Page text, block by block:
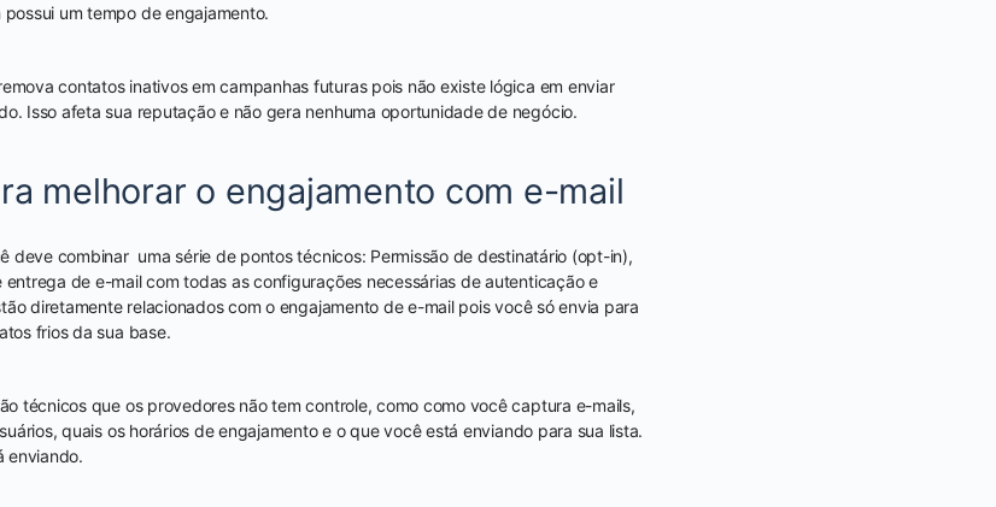
um tempo de engajamento.
contatos inativos em campanhas futuras pois não existe lógica em enviar
Isso afeta sua reputação e não gera nenhuma oportunidade de negócio.
melhorar o engajamento com e-mail
deve combinar uma série de pontos técnicos: Permissão de destinatário (opt-in),
de e-mail com todas as configurações necessárias de autenticação e
diretamente relacionados com o engajamento de e-mail pois você só envia para
frios da sua base.
técnicos que os provedores não tem controle, como como você captura e-mails,
quais os horários de engajamento e o que você está enviando para sua lista.
enviando.